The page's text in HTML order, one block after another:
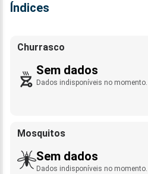
Índices
Churrasco
Sem dados
Dados indisponíveis no momento.
Mosquitos
Sem dados
Dados indisponíveis no momento.